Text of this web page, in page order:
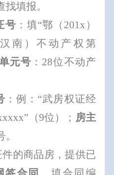
填报。
号 ：填“鄂（ 201x ）
南）不动产权第
元号 ： 28位不动产
：例： “武房权证经
（9位）； 房主
。
的商品房，提供已